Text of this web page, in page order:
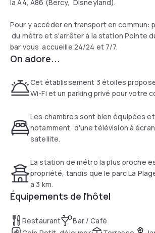
la A4, A86 (Bercy, Disneyland).
Pour y accéder en transport en commun:
du métro et s'arrêter à la station Pointe
bar vous accueille 24/24 et 7/7.
On adore...
Cet établissement 3 étoiles
Wi-Fi et un parking privé pour votre
Les chambres sont bien équipées
notamment, d'une télévision à
satellite.
La station de métro la plus proche
propriété, tandis que le parc La
à 3 km.
Équipements de l'hôtel
Restaurant
Bar / Café